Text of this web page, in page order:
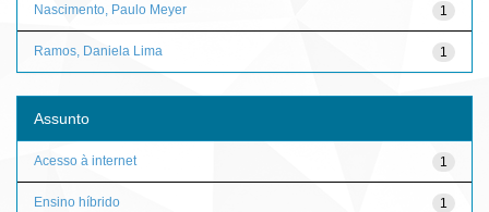
1
Nascimento, Paulo Meyer
1
Ramos, Daniela Lima
Assunto
1
Acesso à internet
1
Ensino híbrido